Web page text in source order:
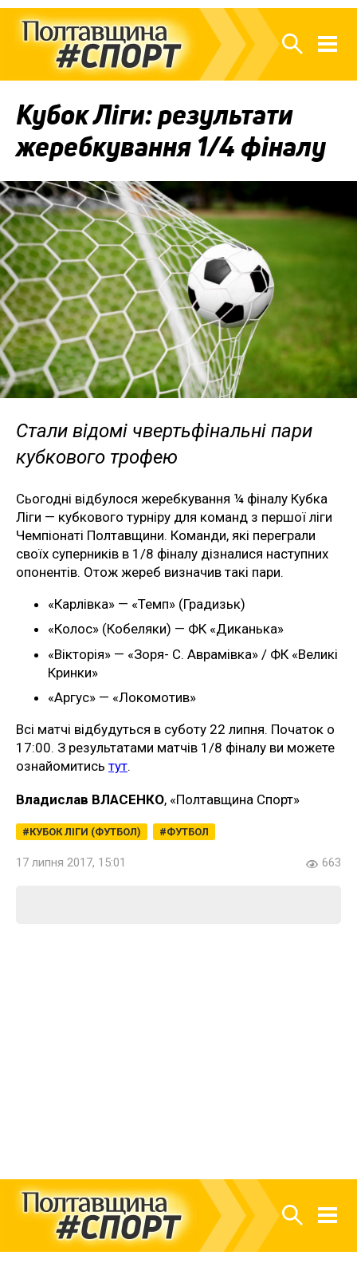
Кубок Ліги: результати
жеребкування 1/4 фіналу
Стали відомі чвертьфінальні пари
кубкового трофею
Сьогодні відбулося жеребкування ¼ фіналу Кубка
Ліги — кубкового турніру для команд з першої ліги
Чемпіонаті Полтавщини. Команди, які переграли
своїх суперників в 1/8 фіналу дізналися наступних
опонентів. Отож жереб визначив такі пари.
«Карлівка» — «Темп» (Градизьк)
«Колос» (Кобеляки) — ФК «Диканька»
«Вікторія» — «Зоря- С. Аврамівка» / ФК «Великі
Кринки»
«Аргус» — «Локомотив»
Всі матчі відбудуться в суботу 22 липня. Початок о
17:00. З результатами матчів 1/8 фіналу ви можете
ознайомитись тут.
Владислав ВЛАСЕНКО, «Полтавщина Спорт»
КУБОК ЛІГИ (ФУТБОЛ) ФУТБОЛ
17 липня 2017, 15:01 663